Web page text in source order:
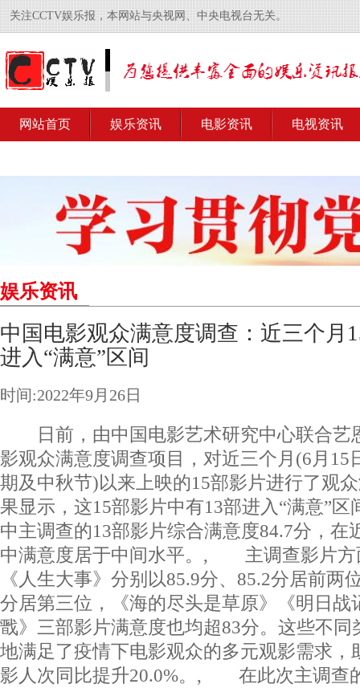
关注CCTV娱乐报，本网站与央视网、中央电视台无关。
网站首页 娱乐资讯 电影资讯 电视资讯
娱乐资讯
中国电影观众满意度调查：近三个月
进入“满意”区间
时间:2022年9月26日
日前，由中国电影艺术研究中心联合艺
影观众满意度调查项目，对近三个月(6月15
期及中秋节)以来上映的15部影片进行了观
果显示，这15部影片中有13部进入“满意”区
中主调查的13部影片综合满意度84.7分，在
中满意度居于中间水平。, 主调查影片方
《人生大事》分别以85.9分、85.2分居前两
分居第三位，《海的尽头是草原》《明日战
戬》三部影片满意度也均超83分。这些不同
地满足了疫情下电影观众的多元观影需求，
影人次同比提升20.0%。, 在此次主调查